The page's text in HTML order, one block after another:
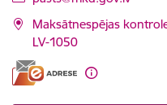
Maksātnespējas
LV-1050